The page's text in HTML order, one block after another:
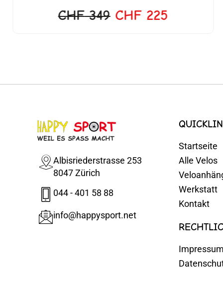
CHF349 CHF225
Albisriederstrasse 253
8047 Zürich
044 - 401 58 88
info@happysport.net
Startseite
Alle Velos
Werkstatt
Kontakt
Impressum